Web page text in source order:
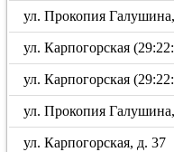
ул. Прокопия
ул. Карпогорская
ул. Карпогорская
ул. Прокопия
ул. Карпогорская, д. 37